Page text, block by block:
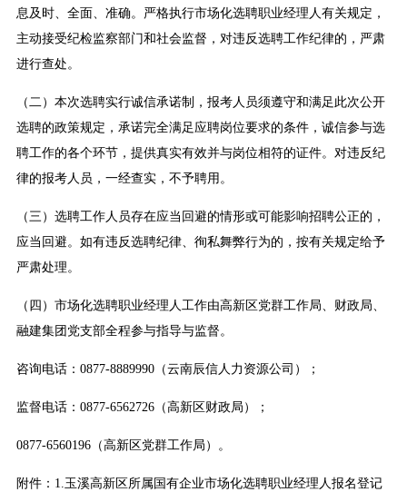
息及时、全面、准确。严格执行市场化选聘职业经理人有关规定，
主动接受纪检监察部门和社会监督，对违反选聘工作纪律的，严肃
进行查处。
（二）本次选聘实行诚信承诺制，报考人员须遵守和满足此次公开
选聘的政策规定，承诺完全满足应聘岗位要求的条件，诚信参与选
聘工作的各个环节，提供真实有效并与岗位相符的证件。对违反纪
律的报考人员，一经查实，不予聘用。
（三）选聘工作人员存在应当回避的情形或可能影响招聘公正的，
应当回避。如有违反选聘纪律、徇私舞弊行为的，按有关规定给予
严肃处理。
（四）市场化选聘职业经理人工作由高新区党群工作局、财政局、
融建集团党支部全程参与指导与监督。
咨询电话：0877-8889990（云南辰信人力资源公司）；
监督电话：0877-6562726（高新区财政局）；
0877-6560196（高新区党群工作局）。
附件：1.玉溪高新区所属国有企业市场化选聘职业经理人报名登记